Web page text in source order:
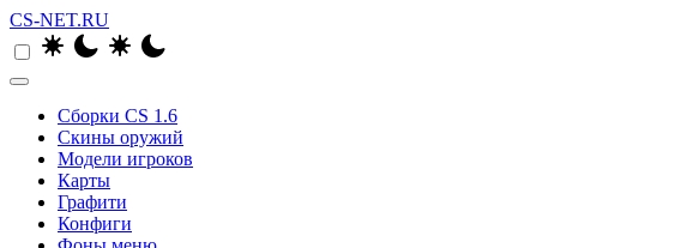
CS-NET.RU
Сборки CS 1.6
Скины оружий
Модели игроков
Карты
Графити
Конфиги